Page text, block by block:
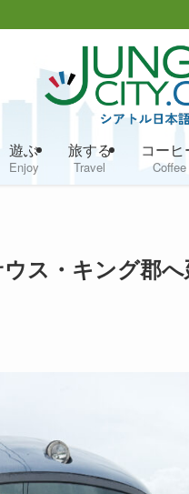
遊ぶ
Enjoy
旅する
Travel
コーヒ
Coffee
ス・キング郡